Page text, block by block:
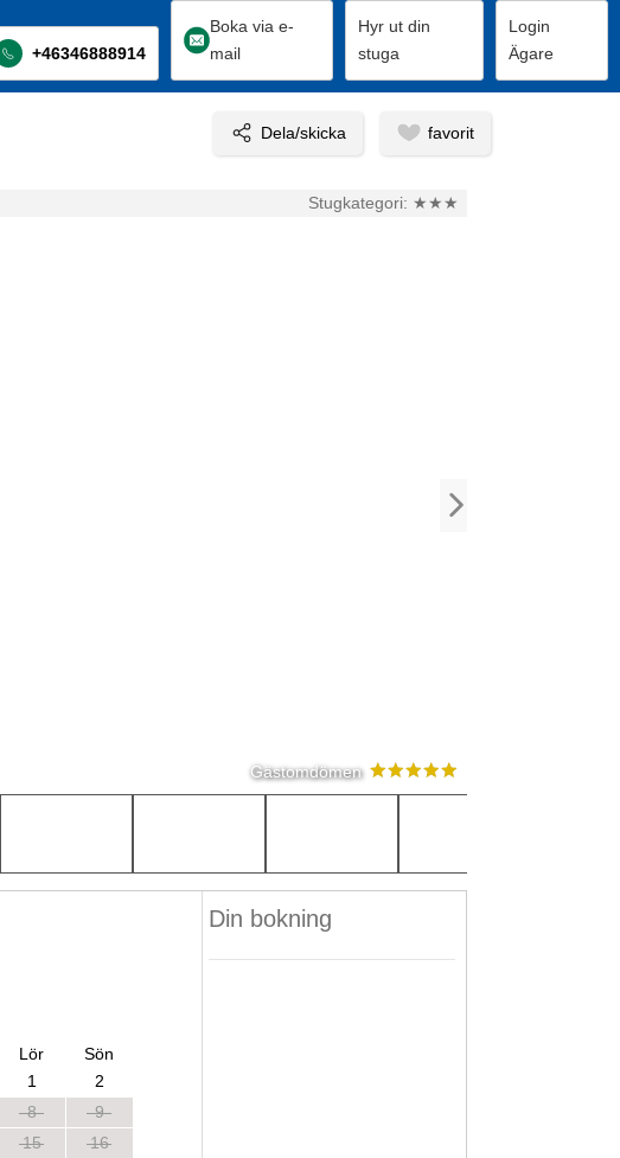
+46346888914
Boka via e-
mail
Hyr ut din
stuga
Login
Ägare
Stugkategori: ★★★
Gästomdömen
Lör
Sön
1
2
8
9
15
16
Din bokning